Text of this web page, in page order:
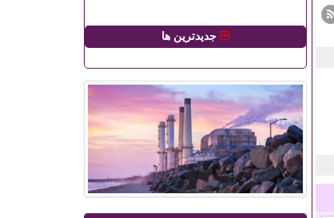
جدیدترین ها